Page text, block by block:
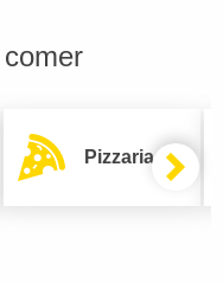
Pizzarias